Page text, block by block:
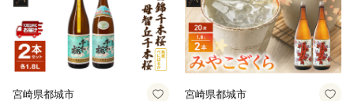
宮崎県都城市 宮崎県都城市